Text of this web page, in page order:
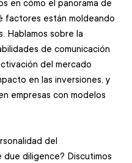
en cómo el panorama de
factores están moldeando
Hablamos sobre la
de comunicación
del mercado
en las inversiones, y
empresas con modelos
del
diligence? Discutimos